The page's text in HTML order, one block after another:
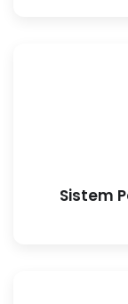
Sistem